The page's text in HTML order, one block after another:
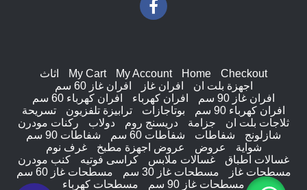
Checkout
Home
My Account
My Cart
اثاث
اجهزة بلت ان
افران غاز
افران غاز 60 سم
افران غاز 90 سم
افران كهرباء
افران كهرباء 60 سم
افران كهرباء 90 سم
بوتاجازات ترابيزة تلفزيون
تسريحة
ثلاجات بلت ان
جزامة دريسنج روم دولاب
ركنات مودرن
شازلونج
شفاطات شفاطات 60 سم
شفاطات 90 سم
شواية
عروض عروض اجهزة مطبخ
غرف نوم
غسالات اطباق
غسالات ملابس كراسى فوتيه
كنب مودرن
مسطحات غاز
مسطحات غاز 30 سم
مسطحات غاز 60 سم
مسطحات غاز 90 سم
مسطحات كهرباء